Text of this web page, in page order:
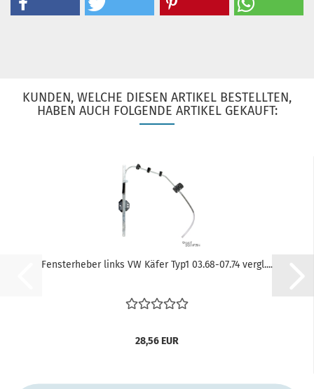
KUNDEN, WELCHE DIESEN ARTIKEL BESTELLTEN,
HABEN AUCH FOLGENDE ARTIKEL GEKAUFT:
Fensterheber links VW Käfer Typ1 03.68-07.74 vergl....
28,56 EUR